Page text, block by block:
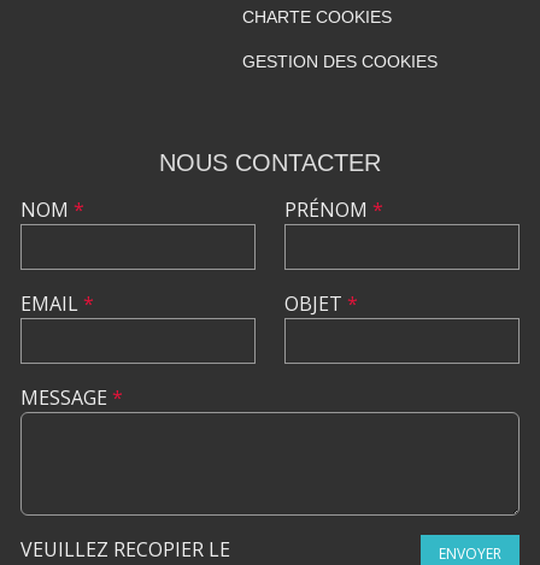
CHARTE COOKIES
GESTION DES COOKIES
NOUS CONTACTER
NOM *
EMAIL*
PRÉNOM *
OBJET *
MESSAGE *
VEUILLEZ RECOPIER LE
ENVOYER